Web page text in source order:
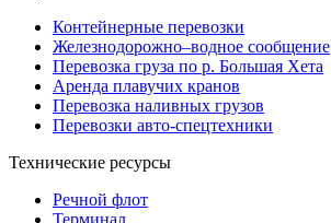
Контейнерные перевозки
Железнодорожно–водное сообщение
Перевозка груза по р. Большая Хета
Аренда плавучих кранов
Перевозка наливных грузов
Перевозки авто-спецтехники
Технические ресурсы
Речной флот
Терминал